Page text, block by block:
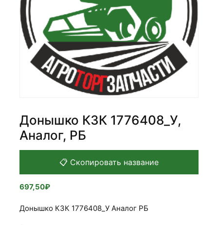
Донышко КЗК 1776408_У,
Аналог, РБ
📋 Скопировать название
697,50₽
Донышко КЗК 1776408_У Аналог РБ